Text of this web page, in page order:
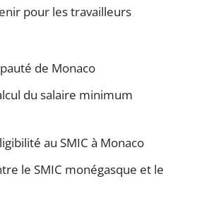
pour les travailleurs
de Monaco
du salaire minimum
au SMIC à Monaco
le SMIC monégasque et le